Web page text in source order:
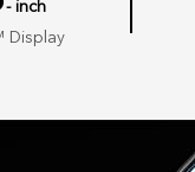
- inch
Display